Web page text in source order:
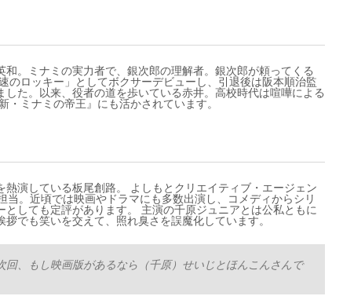
。ミナミの実力者で、銀次郎の理解者。銀次郎が頼ってくる
のロッキー」としてボクサーデビューし、引退後は阪本順治監
た。以来、役者の道を歩いている赤井。高校時代は喧嘩による
・ミナミの帝王』にも活かされています。
演している板尾創路。 よしもとクリエイティブ・エージェン
当。近頃では映画やドラマにも多数出演し、コメディからシリ
しても定評があります。 主演の千原ジュニアとは公私ともに
でも笑いを交えて、照れ臭さを誤魔化しています。
回、もし映画版があるなら（千原）せいじとほんこんさんで